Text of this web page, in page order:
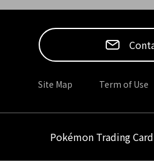
Site Map Term of Use
Pokémon Trading